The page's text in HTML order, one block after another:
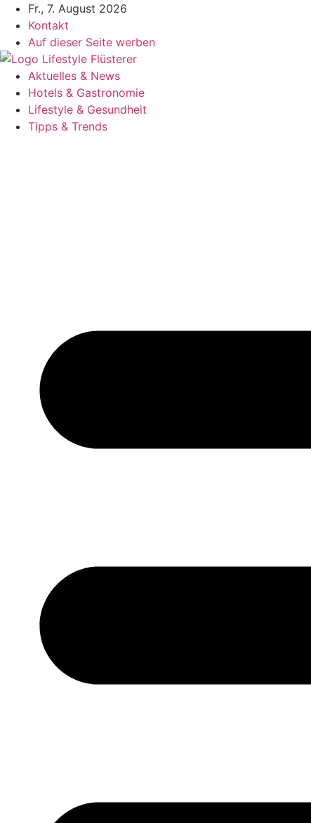
Zum
Inhalt
springen
Fr., 7. August 2026
Kontakt
Auf dieser Seite werben
Aktuelles & News
Hotels & Gastronomie
Lifestyle & Gesundheit
Tipps & Trends